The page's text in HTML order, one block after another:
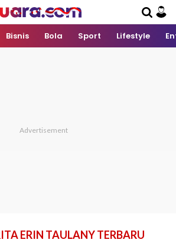
Bisnis Bola Sport Lifestyle
ERIN TAULANY TERBARU